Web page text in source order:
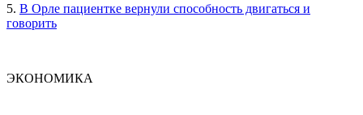
5. В Орле пациентке вернули способность двигаться и
говорить
ЭКОНОМИКА